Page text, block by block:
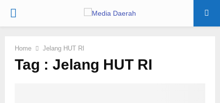
PRIMARY
Home Jelang HUT RI
Tag : Jelang HUT RI